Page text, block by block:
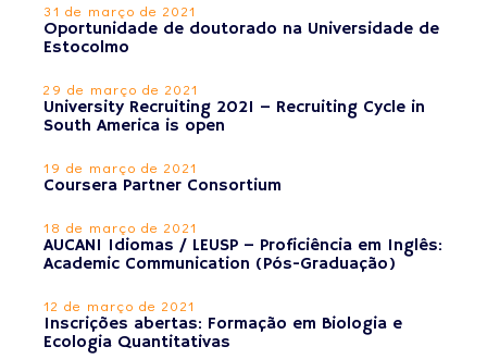
31 de março de 2021
Oportunidade de doutorado na Universidade de
Estocolmo
29 de março de 2021
University Recruiting 2021 – Recruiting Cycle in
South America is open
19 de março de 2021
Coursera Partner Consortium
18 de março de 2021
AUCANI Idiomas / LEUSP – Proficiência em Inglês:
Academic Communication (Pós-Graduação)
12 de março de 2021
Inscrições abertas: Formação em Biologia e
Ecologia Quantitativas